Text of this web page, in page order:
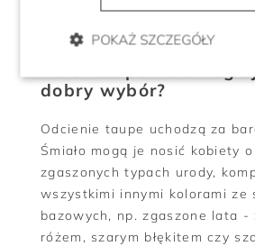
łagodność taupe, przez co
harmonii i klasie.
dobry wybór?
Odcienie taupe uchodzą za
Śmiało mogą je nosić kobiety
zgaszonych typach urody,
wszystkimi innymi kolorami ze
bazowych, np. zgaszone lata -
różem, szarym błękitem czy
POKAŻ SZCZEGÓŁY